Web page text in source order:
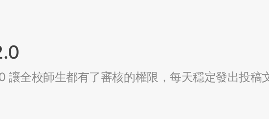
讓全校師生都有了審核的權限，每天穩定發出投稿